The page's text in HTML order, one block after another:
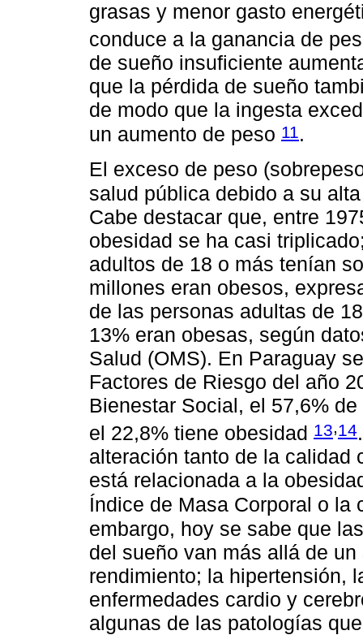
grasas y menor gasto
conduce a la ganancia de
de sueño insuficiente
que la pérdida de sueño
de modo que la ingesta
un aumento de peso 11 .
El exceso de peso
salud pública debido a su
Cabe destacar que, entre
obesidad se ha casi
adultos de 18 o más tenían
millones eran obesos,
de las personas adultas de
13% eran obesas, según
Salud (OMS). En Paraguay
Factores de Riesgo del año
Bienestar Social, el 57,6%
el 22,8% tiene obesidad 13,14
alteración tanto de la calidad
está relacionada a la
Índice de Masa Corporal o
embargo, hoy se sabe que
del sueño van más allá de
rendimiento; la hipertensión,
enfermedades cardio y
algunas de las patologías